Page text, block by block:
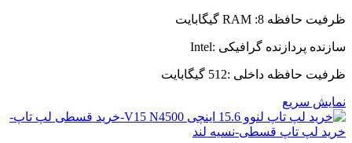
ظرفیت حافظه RAM :8 گیگابایت
سازنده پردازنده گرافیکی :Intel
ظرفیت حافظه داخلی :512 گیگابایت
نمایش سریع